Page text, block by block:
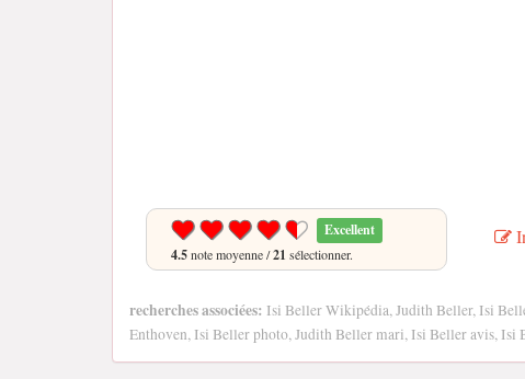
Excellent
4.5note moyenne /21 sélectionner.
recherches associées: Isi Beller Wikipédia, Judith Beller, Isi
Enthoven, Isi Beller photo, Judith Beller mari, Isi Beller avis, Isi